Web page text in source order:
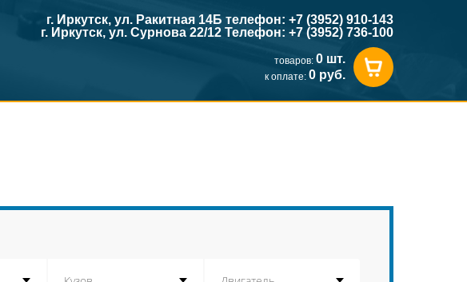
г. Иркутск, ул. Ракитная 14Б телефон: +7 (3952) 910-143
г. Иркутск, ул. Сурнова 22/12 Телефон: +7 (3952) 736-100
товаров: 0 шт.
к оплате: 0 руб.